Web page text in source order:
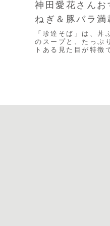
神田愛花さんお
ねぎ＆豚バラ満
「珍達そば」は、
のスープと、たっぷ
トある見た目が特徴